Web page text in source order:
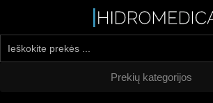
Prekių kategorijos